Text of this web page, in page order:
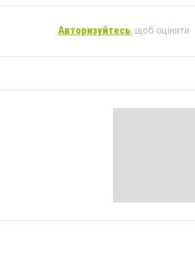
Авторизуйтесь, щоб оцінити